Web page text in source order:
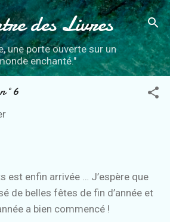
au contenu principal
des Livres
une porte ouverte sur un
enchanté."
est enfin arrivée … J’espère que
de belles fêtes de fin d’année et
a bien commencé !